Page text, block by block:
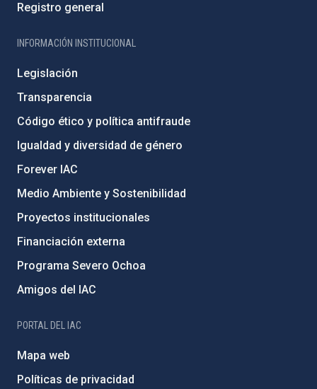
Registro general
INFORMACIÓN INSTITUCIONAL
Legislación
Transparencia
Código ético y política antifraude
Igualdad y diversidad de género
Forever IAC
Medio Ambiente y Sostenibilidad
Proyectos institucionales
Financiación externa
Programa Severo Ochoa
Amigos del IAC
PORTAL DEL IAC
Mapa web
Políticas de privacidad